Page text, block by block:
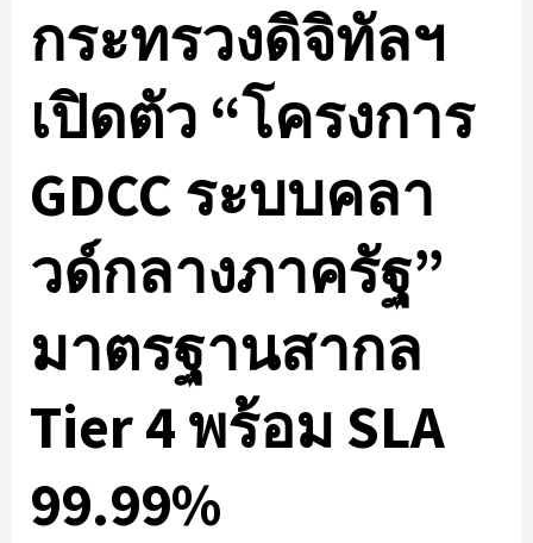
กระทรวงดิจิทัลฯ
เปิดตัว “โครงการ
GDCC ระบบคลา
วด์กลางภาครัฐ”
มาตรฐานสากล
Tier 4 พร้อม SLA
99.99%